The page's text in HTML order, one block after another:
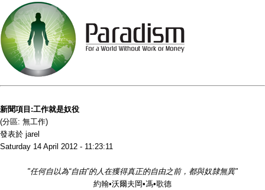
新聞項目:工作就是奴役
(分區: 無工作)
發表於 jarel
Saturday 14 April 2012 - 11:23:11
"任何自以為“自由”的人在獲得真正的自由之前，都與奴隸無異"
約翰•沃爾夫岡•馮•歌德